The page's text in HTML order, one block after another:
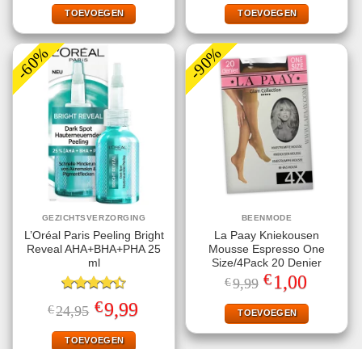
€19,95.
TOEVOEGEN
€27,63.
TOEVOEGEN
-60%
GEZICHTSVERZORGING
L’Oréal Paris Peeling Bright
Reveal AHA+BHA+PHA 25
ml
Gewaardeerd
4.40uit 5
€24,95 Oorspronkelijke
prijs
was:
€24,95.
€9,99Huidige
prijs
TOEVOEGEN
-90%
BEENMODE
La Paay Kniekousen
Mousse Espresso One
Size/4Pack 20 Denier
€9,99 Oorspronkelijke
prijs
was:
€9,99.
€1,00
is:
€1,00.
TOEVOEGEN